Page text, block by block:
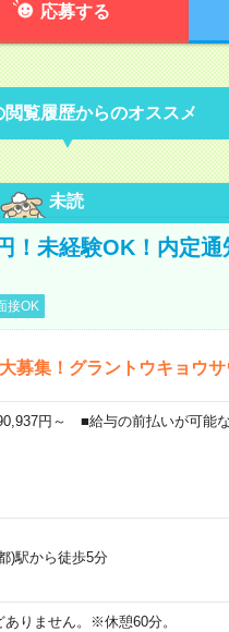
応募する
閲覧履歴からのオススメ
未読
！未経験OK！内定
接OK
募集！グラントウキョウ
円～ ■給与の前払いが可能
)駅から徒歩5分
りません。※休憩60分。